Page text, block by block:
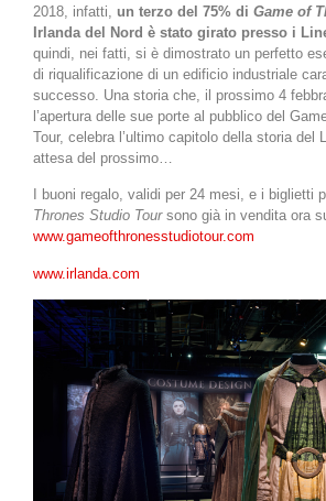
2018, infatti, un terzo del 75% di Game of
Irlanda del Nord è stato girato presso i
quindi, nei fatti, si è dimostrato un perfetto
di riqualificazione di un edificio industriale
successo. Una storia che, il prossimo 4
l’apertura delle sue porte al pubblico del
Tour, celebra l’ultimo capitolo della storia del
attesa del prossimo…
I buoni regalo, validi per 24 mesi, e i biglietti
Thrones Studio Toursono già in vendita ora
www.gameofthronesstudiotour.com
www.irlanda.com